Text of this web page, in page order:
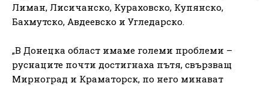
Лиман, Лисичанско, Кураховско, Купянско,
Бахмутско, Авдеевско и Угледарско.
„В Донецка област имаме големи проблеми –
руснаците почти достигнаха пътя, свързващ
Мирноград и Краматорск, по него минават